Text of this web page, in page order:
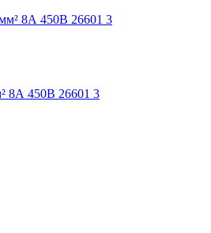
8А 450В 26601 3